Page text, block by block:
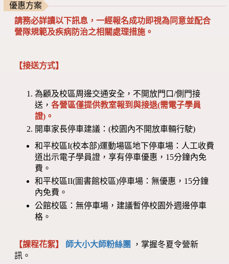
優惠方案
請務必詳讀以下訊息，一經報名成功即視為同意並配合
營隊規範及疾病防治之相關處理措施。
【接送方式】
為顧及校區周邊交通安全，不開放門口/側門接
送，各營區僅提供教室報到與接退(需電子學員
證)。
開車家長停車建議：(校園內不開放車輛行駛)
和平校區I(校本部)運動場區地下停車場：人工收費
道出示電子學員證，享有停車優惠，15分鐘內免
費。
和平校區II(圖書館校區)停車場：無優惠，15分鐘
內免費。
公館校區：無停車場，建議暫停校園外週邊停車
格。
【課程花絮】 師大小大師粉絲團
，掌握冬夏令營新
訊。